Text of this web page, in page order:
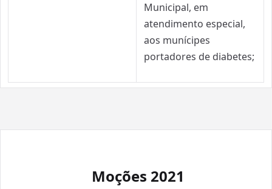
Municipal, em
atendimento especial,
aos munícipes
portadores de diabetes;
Moções 2021